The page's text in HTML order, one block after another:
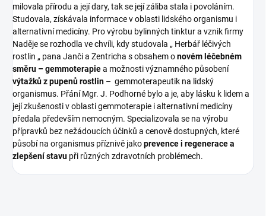
milovala přírodu a její dary, tak se její záliba stala i povoláním.
Studovala, získávala informace v oblasti lidského organismu i
alternativní medicíny. Pro výrobu bylinných tinktur a vznik firmy
Naděje se rozhodla ve chvíli, kdy studovala „ Herbář léčivých
rostlin „ pana Janči a Zentricha s obsahem onovém léčebném
směru – gemmoterapiea možnosti významného působení
výtažků z pupenů rostlin – gemmoterapeutik na lidský
organismus. Přání Mgr. J. Podhorné bylo a je, aby lásku k lidem a
její zkušenosti v oblasti gemmoterapie i alternativní medicíny
předala především nemocným. Specializovala se na výrobu
přípravků bez nežádoucích účinků a cenově dostupných, které
působí na organismus příznivě jakoprevence i regenerace a
zlepšení stavu při různých zdravotních problémech.